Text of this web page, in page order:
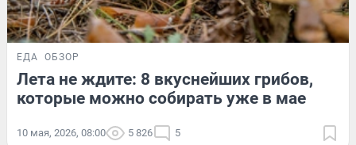
ЕДА ОБЗОР
Лета не ждите: 8 вкуснейших грибов,
которые можно собирать уже в мае
10 мая, 2026, 08:00 5 826 5